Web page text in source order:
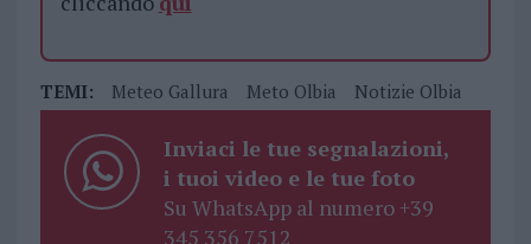
TEMI: Meteo Gallura Meto Olbia Notizie Olbia
Inviaci le tue segnalazioni,
i tuoi video e le tue foto
Su WhatsApp al numero +39
345 356 7512